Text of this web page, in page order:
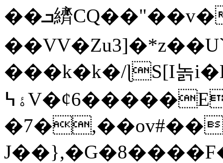
��ܒ纃CQ��"��v�ࡀ��������ӦD�a
���k�k�/ɭS[I놁
ۀ߆V�ȼ6�����E��5�#�q�$�j�0��h}